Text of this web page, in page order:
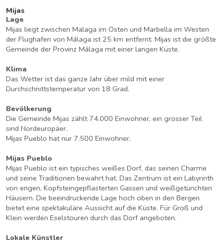
Mijas
Lage
Mijas liegt zwischen Malaga im Osten und Marbella im Westen
der Flughafen von Málaga ist 25 km entfernt. Mijas ist die größte
Gemeinde der Provinz Málaga mit einer langen Küste.
Klima
Das Wetter ist das ganze Jahr über mild mit einer
Durchschnittstemperatur von 18 Grad.
Bevölkerung
Die Gemeinde Mijas zählt 74.000 Einwohner, ein grosser Teil
sind Nordeuropäer.
Mijas Pueblo hat nur 7.500 Einwohner.
Mijas Pueblo
Mijas Pueblo ist ein typisches weißes Dorf, das seinen Charme
und seine Traditionen bewahrt hat. Das Zentrum ist ein Labyrinth
von engen, Kopfsteingepflasterten Gassen und weißgetünchten
Häusern. Die beeindruckende Lage hoch oben in den Bergen
bietet eine spektakuläre Aussicht auf die Küste. Für Groß und
Klein werden Eselstouren durch das Dorf angeboten.
Lokale Künstler